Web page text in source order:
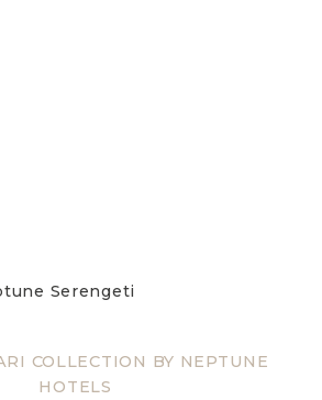
COLLECTION BY NEPTUNE
HOTELS
Serengeti